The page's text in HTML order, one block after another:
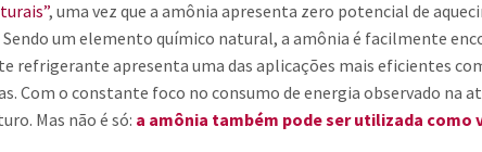
Mayekawa ÍNDIA
Mayekawa INDONÉSIA
Mayekawa ITÁLIA
Compressores de Gás
URV e Chiller para VAC
Reservatório de Termoacumulação
Vendas de peças
, uma vez que a amônia apresenta zero potencial de
Sendo um elemento químico natural, a amônia é facilmente
refrigerante apresenta uma das aplicações mais eficientes
Com o constante foco no consumo de energia observado na
Mas não é só: a amônia também pode ser utilizada